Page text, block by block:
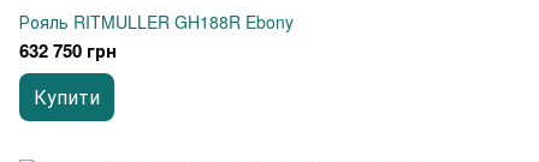
Рояль RITMULLER GH188R Ebony
632 750 грн
Купити